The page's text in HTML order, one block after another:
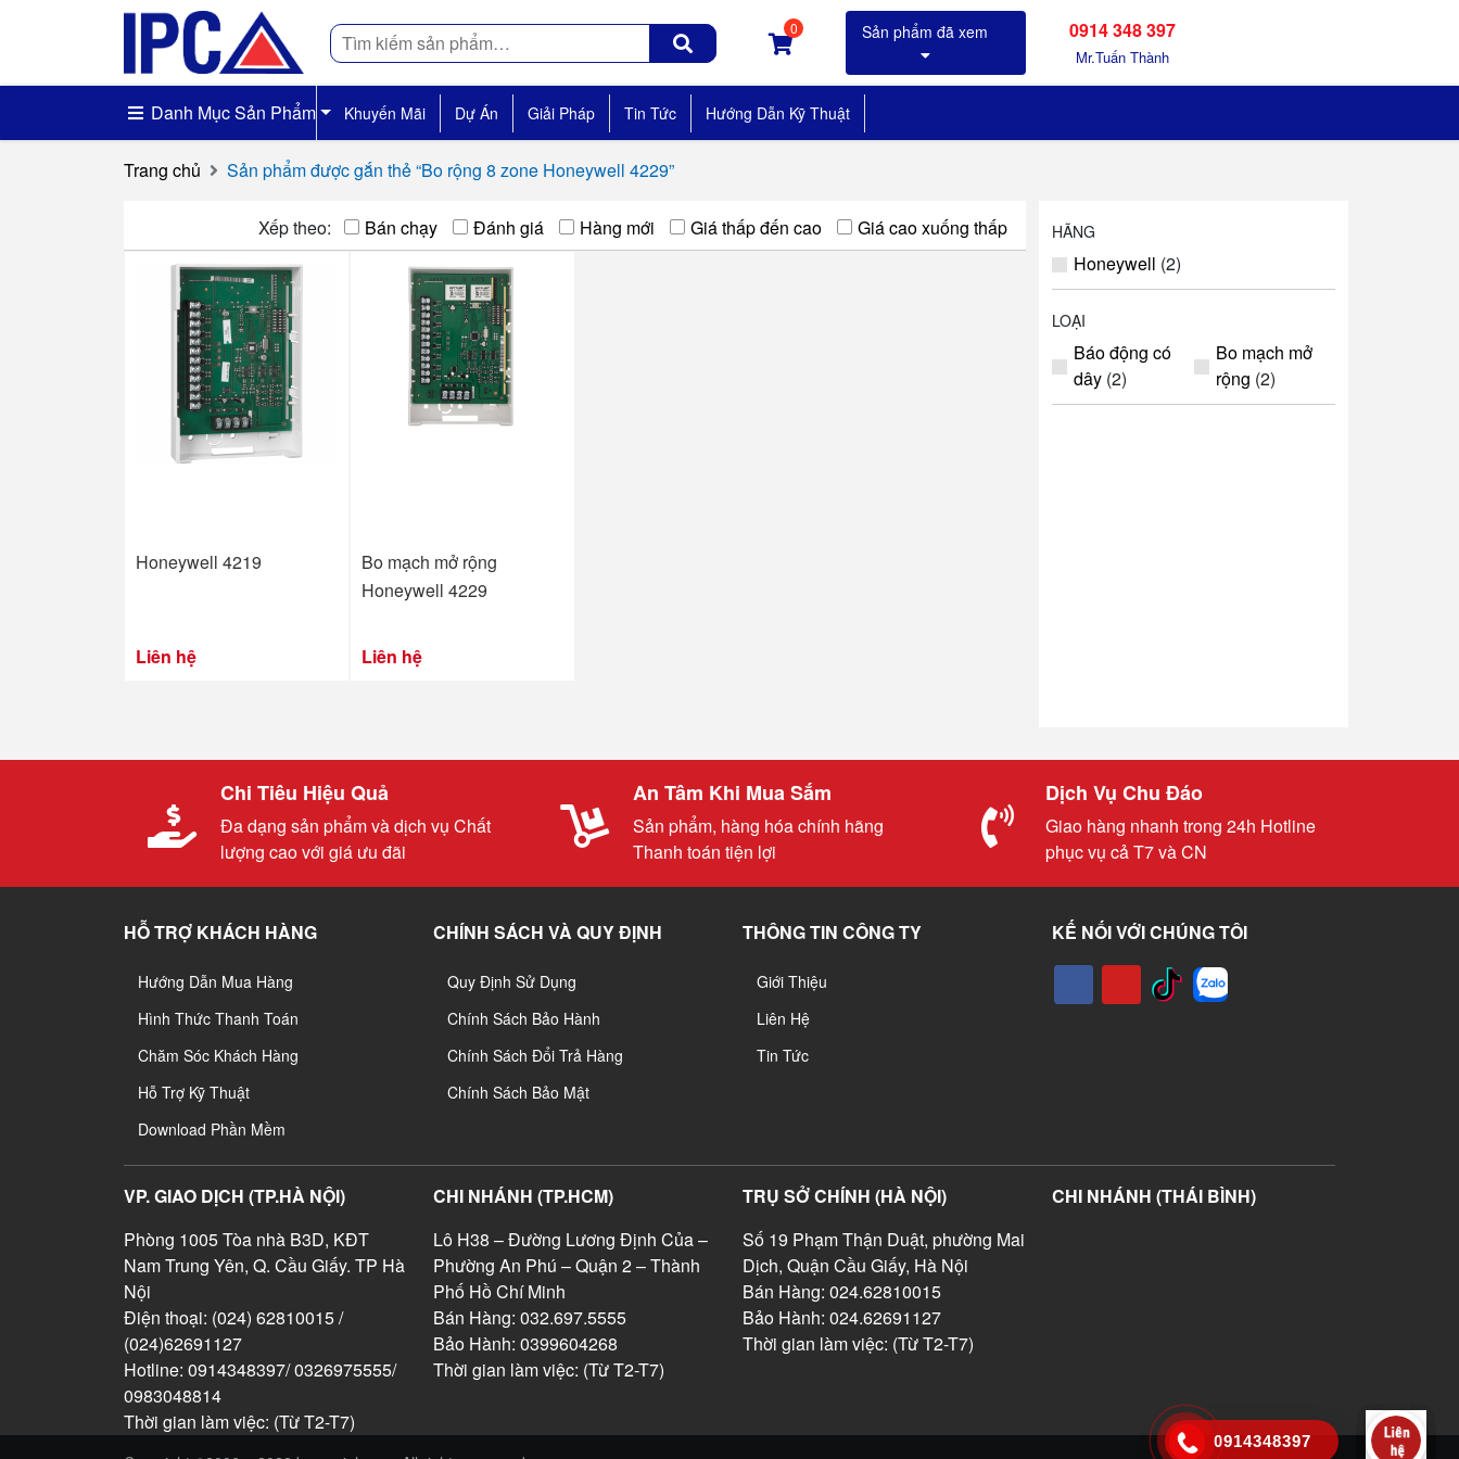
Tìm
kiếm
0 0914 348 397
Mr.Tuấn Thành
Danh Mục Sản Phẩm Khuyến Mãi Dự Án Giải Pháp Tin Tức Hướng Dẫn Kỹ Thuật
Trang chủ Sản phẩm được gắn thẻ “Bo rộng 8 zone Honeywell 4229”
Xếp theo: Bán chạy Đánh giá Hàng mới Giá thấp đến cao Giá cao xuống thấp
Honeywell 4219
Liên hệ
Bo mạch mở rộng
Honeywell 4229
Liên hệ
HÃNG
Honeywell (2)
LOẠI
Báo động có
dây (2)
Bo mạch mở
rộng (2)
Chi Tiêu Hiệu Quả
Đa dạng sản phẩm và dịch vụ Chất
lượng cao với giá ưu đãi
An Tâm Khi Mua Sắm
Sản phẩm, hàng hóa chính hãng
Thanh toán tiện lợi
Dịch Vụ Chu Đáo
Giao hàng nhanh trong 24h Hotline
phục vụ cả T7 và CN
HỖ TRỢ KHÁCH HÀNG
Hướng Dẫn Mua Hàng
Hình Thức Thanh Toán
Chăm Sóc Khách Hàng
Hỗ Trợ Kỹ Thuật
Download Phần Mềm
CHÍNH SÁCH VÀ QUY ĐỊNH
Quy Định Sử Dụng
Chính Sách Bảo Hành
Chính Sách Đổi Trả Hàng
Chính Sách Bảo Mật
THÔNG TIN CÔNG TY
Giới Thiệu
Liên Hệ
Tin Tức
KẾ NỐI VỚI CHÚNG TÔI
VP. GIAO DỊCH (TP.HÀ NỘI)
Phòng 1005 Tòa nhà B3D, KĐT
Nam Trung Yên, Q. Cầu Giấy. TP Hà
Nội
Điện thoại: (024) 62810015 /
(024)62691127
Hotline: 0914348397/ 0326975555/
0983048814
Thời gian làm việc: (Từ T2-T7)
CHI NHÁNH (TP.HCM)
Lô H38 – Đường Lương Định Của –
Phường An Phú – Quận 2 – Thành
Phố Hồ Chí Minh
Bán Hàng: 032.697.5555
Bảo Hành: 0399604268
Thời gian làm việc: (Từ T2-T7)
TRỤ SỞ CHÍNH (HÀ NỘI)
Số 19 Phạm Thận Duật, phường Mai
Dịch, Quận Cầu Giấy, Hà Nội
Bán Hàng: 024.62810015
Bảo Hành: 024.62691127
Thời gian làm việc: (Từ T2-T7)
CHI NHÁNH (THÁI BÌNH)
0914348397